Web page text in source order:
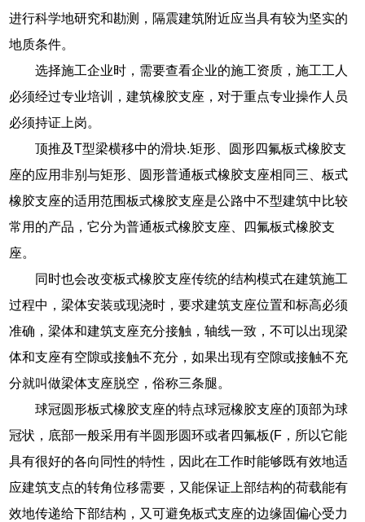
进行科学地研究和勘测，隔震建筑附近应当具有较为坚实的
地质条件。
选择施工企业时，需要查看企业的施工资质，施工工人
必须经过专业培训，建筑橡胶支座，对于重点专业操作人员
必须持证上岗。
顶推及T型梁横移中的滑块.矩形、圆形四氟板式橡胶支
座的应用非别与矩形、圆形普通板式橡胶支座相同三、板式
橡胶支座的适用范围板式橡胶支座是公路中不型建筑中比较
常用的产品，它分为普通板式橡胶支座、四氟板式橡胶支
座。
同时也会改变板式橡胶支座传统的结构模式在建筑施工
过程中，梁体安装或现浇时，要求建筑支座位置和标高必须
准确，梁体和建筑支座充分接触，轴线一致，不可以出现梁
体和支座有空隙或接触不充分，如果出现有空隙或接触不充
分就叫做梁体支座脱空，俗称三条腿。
球冠圆形板式橡胶支座的特点球冠橡胶支座的顶部为球
冠状，底部一般采用有半圆形圆环或者四氟板(F，所以它能
具有很好的各向同性的特性，因此在工作时能够既有效地适
应建筑支点的转角位移需要，又能保证上部结构的荷载能有
效地传递给下部结构，又可避免板式支座的边缘固偏心受力